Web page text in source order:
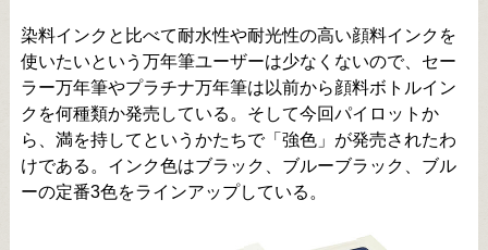
染料インクと比べて耐水性や耐光性の高い顔料インクを
使いたいという万年筆ユーザーは少なくないので、セー
ラー万年筆やプラチナ万年筆は以前から顔料ボトルイン
クを何種類か発売している。そして今回パイロットか
ら、満を持してというかたちで「強色」が発売されたわ
けである。インク色はブラック、ブルーブラック、ブル
ーの定番3色をラインアップしている。